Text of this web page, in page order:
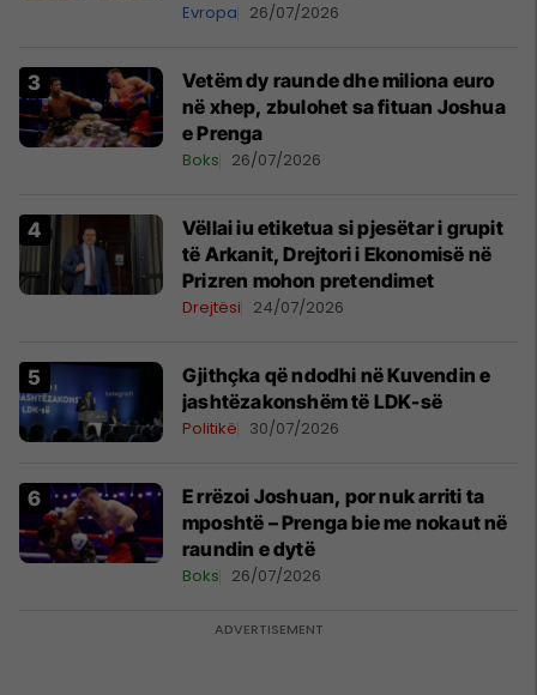
Evropa 26/07/2026
Vetëm dy raunde dhe miliona euro
në xhep, zbulohet sa fituan Joshua
e Prenga
Boks 26/07/2026
Vëllai iu etiketua si pjesëtar i grupit
të Arkanit, Drejtori i Ekonomisë në
Prizren mohon pretendimet
Drejtësi 24/07/2026
Gjithçka që ndodhi në Kuvendin e
jashtëzakonshëm të LDK-së
Politikë 30/07/2026
E rrëzoi Joshuan, por nuk arriti ta
mposhtë – Prenga bie me nokaut në
raundin e dytë
Boks 26/07/2026